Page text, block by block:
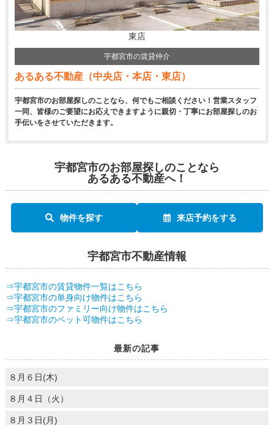
東店
宇都宮市の賃貸仲介
あるある不動産（中央店・本店・東店）
宇都宮市のお部屋探しのことなら、何でもご相談ください！営業スタッフ
一同、皆様のご要望にお応えできますように親切・丁寧にお部屋探しのお
手伝いをさせていただきます。
宇都宮市のお部屋探しのことなら
あるある不動産へ！
物件を探す 来店予約をする
宇都宮市不動産情報
⇒宇都宮市の賃貸物件一覧はこちら
⇒宇都宮市の単身向け物件はこちら
⇒宇都宮市のファミリー向け物件はこちら
⇒宇都宮市のペット可物件はこちら
最新の記事
８月６日(木)
８月４日（火）
８月３日(月)